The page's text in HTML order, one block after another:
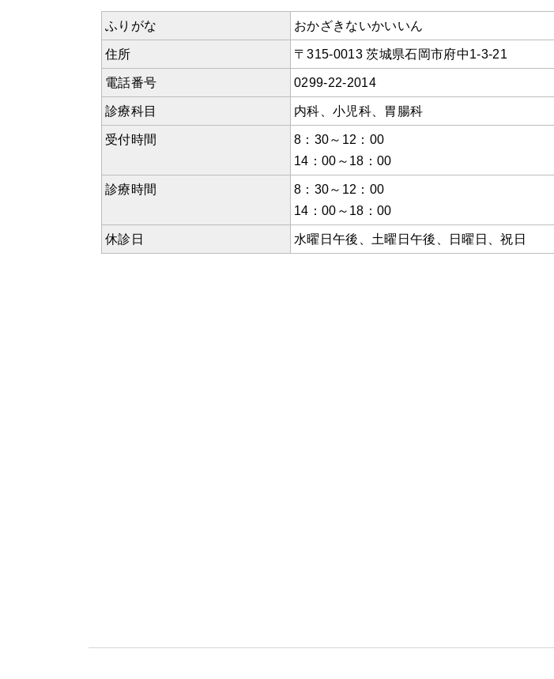
ふりがな おかざきないかいいん
住所 〒315-0013 茨城県石岡市府中1-3-21
電話番号 0299-22-2014
診療科目 内科、小児科、胃腸科
受付時間
8：30～12：00
14：00～18：00
診療時間
8：30～12：00
14：00～18：00
休診日 水曜日午後、土曜日午後、日曜日、祝日